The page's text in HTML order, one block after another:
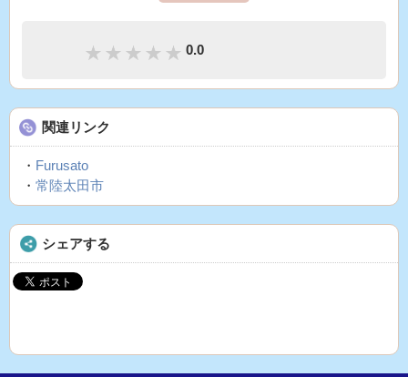
0.0
関連リンク
・ Furusato
・ 常陸太田市
シェアする